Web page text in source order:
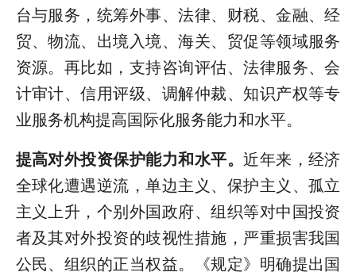
台与服务，统筹外事、法律、财税、金融、经
贸、物流、出境入境、海关、贸促等领域服务
资源。再比如，支持咨询评估、法律服务、会
计审计、信用评级、调解仲裁、知识产权等专
业服务机构提高国际化服务能力和水平。
提高对外投资保护能力和水平。近年来，经济
全球化遭遇逆流，单边主义、保护主义、孤立
主义上升，个别外国政府、组织等对中国投资
者及其对外投资的歧视性措施，严重损害我国
公民、组织的正当权益。《规定》明确提出国